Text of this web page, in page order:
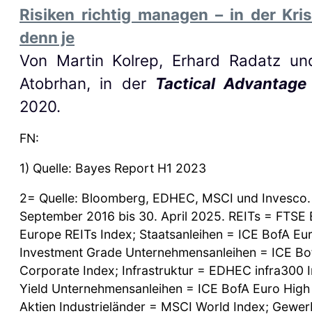
Risiken richtig managen – in der
denn je
Von Martin Kolrep, Erhard Radatz
Atobrhan, in der Tactical Advantage
2020.
FN:
1) Quelle: Bayes Report H1 2023
2= Quelle: Bloomberg, EDHEC, MSCI und
September 2016 bis 30. April 2025. REITs = FTSE
Europe REITs Index; Staatsanleihen = ICE BofA
Investment Grade Unternehmensanleihen = ICE
Corporate Index; Infrastruktur = EDHEC infra300
Yield Unternehmensanleihen = ICE BofA Euro
Aktien Industrieländer = MSCI World Index;